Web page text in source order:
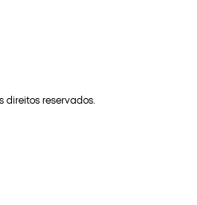
direitos reservados.